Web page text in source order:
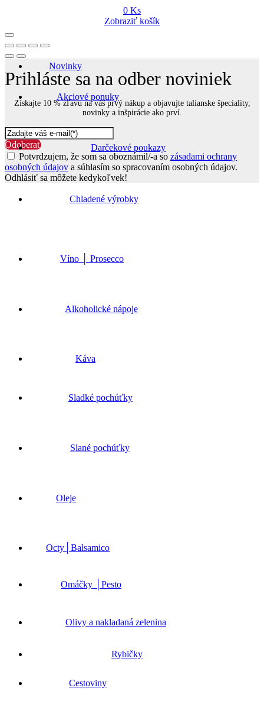
0 Ks
Zobraziť košík
Novinky
Akciové ponuky
Darčekové poukazy
Chladené výrobky
Víno │ Prosecco
Alkoholické nápoje
Káva
Sladké pochúťky
Slané pochúťky
Oleje
Octy│Balsamico
Omáčky │Pesto
Olivy a nakladaná zelenina
Rybičky
Cestoviny
Prihláste sa na odber noviniek
Získajte 10 % zľavu na váš prvý nákup a objavujte talianske špeciality,
novinky a inšpirácie ako prví.
Odoberať
Potvrdzujem, že som sa oboznámil/-a so zásadami ochrany
osobných údajov a súhlasím so spracovaním osobných údajov.
Odhlásiť sa môžete kedykoľvek!